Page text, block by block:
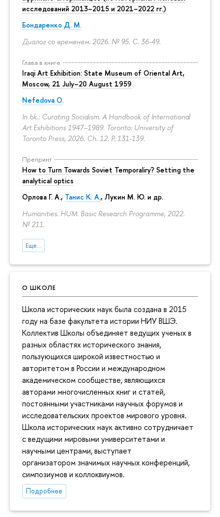
исследований 2013–2015 и 2021–2022 гг.)
Бондаренко Д. М.
Диалог со временем. 2026. № 95. С. 36-49.
Глава в книге
Iraqi Art Exhibition: State Museum of Oriental Art,
Moscow, 21 July–20 August 1959
Nefedova O.
In bk.: Curating Socialism. A Handbook of International
Art Exhibitions 1947–1989. Toronto: University of
Toronto Press, 2026. Ch. 12. P. 131-139.
Препринт
How to Turn Towards Soviet Temporaliry? Setting the
analytical optics
Орлова Г. А., Танис К. А., Лукин М. Ю. и др.
Humanities. HUM. Basic Research Programme, 2022.
№ 211.
Еще...
О ШКОЛЕ
Школа исторических наук была создана в 2015
году на базе факультета истории НИУ ВШЭ.
Коллектив Школы объединяет ведущих ученых в
разных областях исторического знания,
пользующихся широкой известностью и
авторитетом в России и международном
академическом сообществе, являющихся
авторами многочисленных книг и статей,
постоянными участниками научных форумов и
исследовательских проектов мирового уровня.
Школа исторических наук активно сотрудничает
с ведущими мировыми университетами и
научными центрами, выступает
организатором значимых научных конференций,
симпозиумов и коллоквиумов.
Подробнее